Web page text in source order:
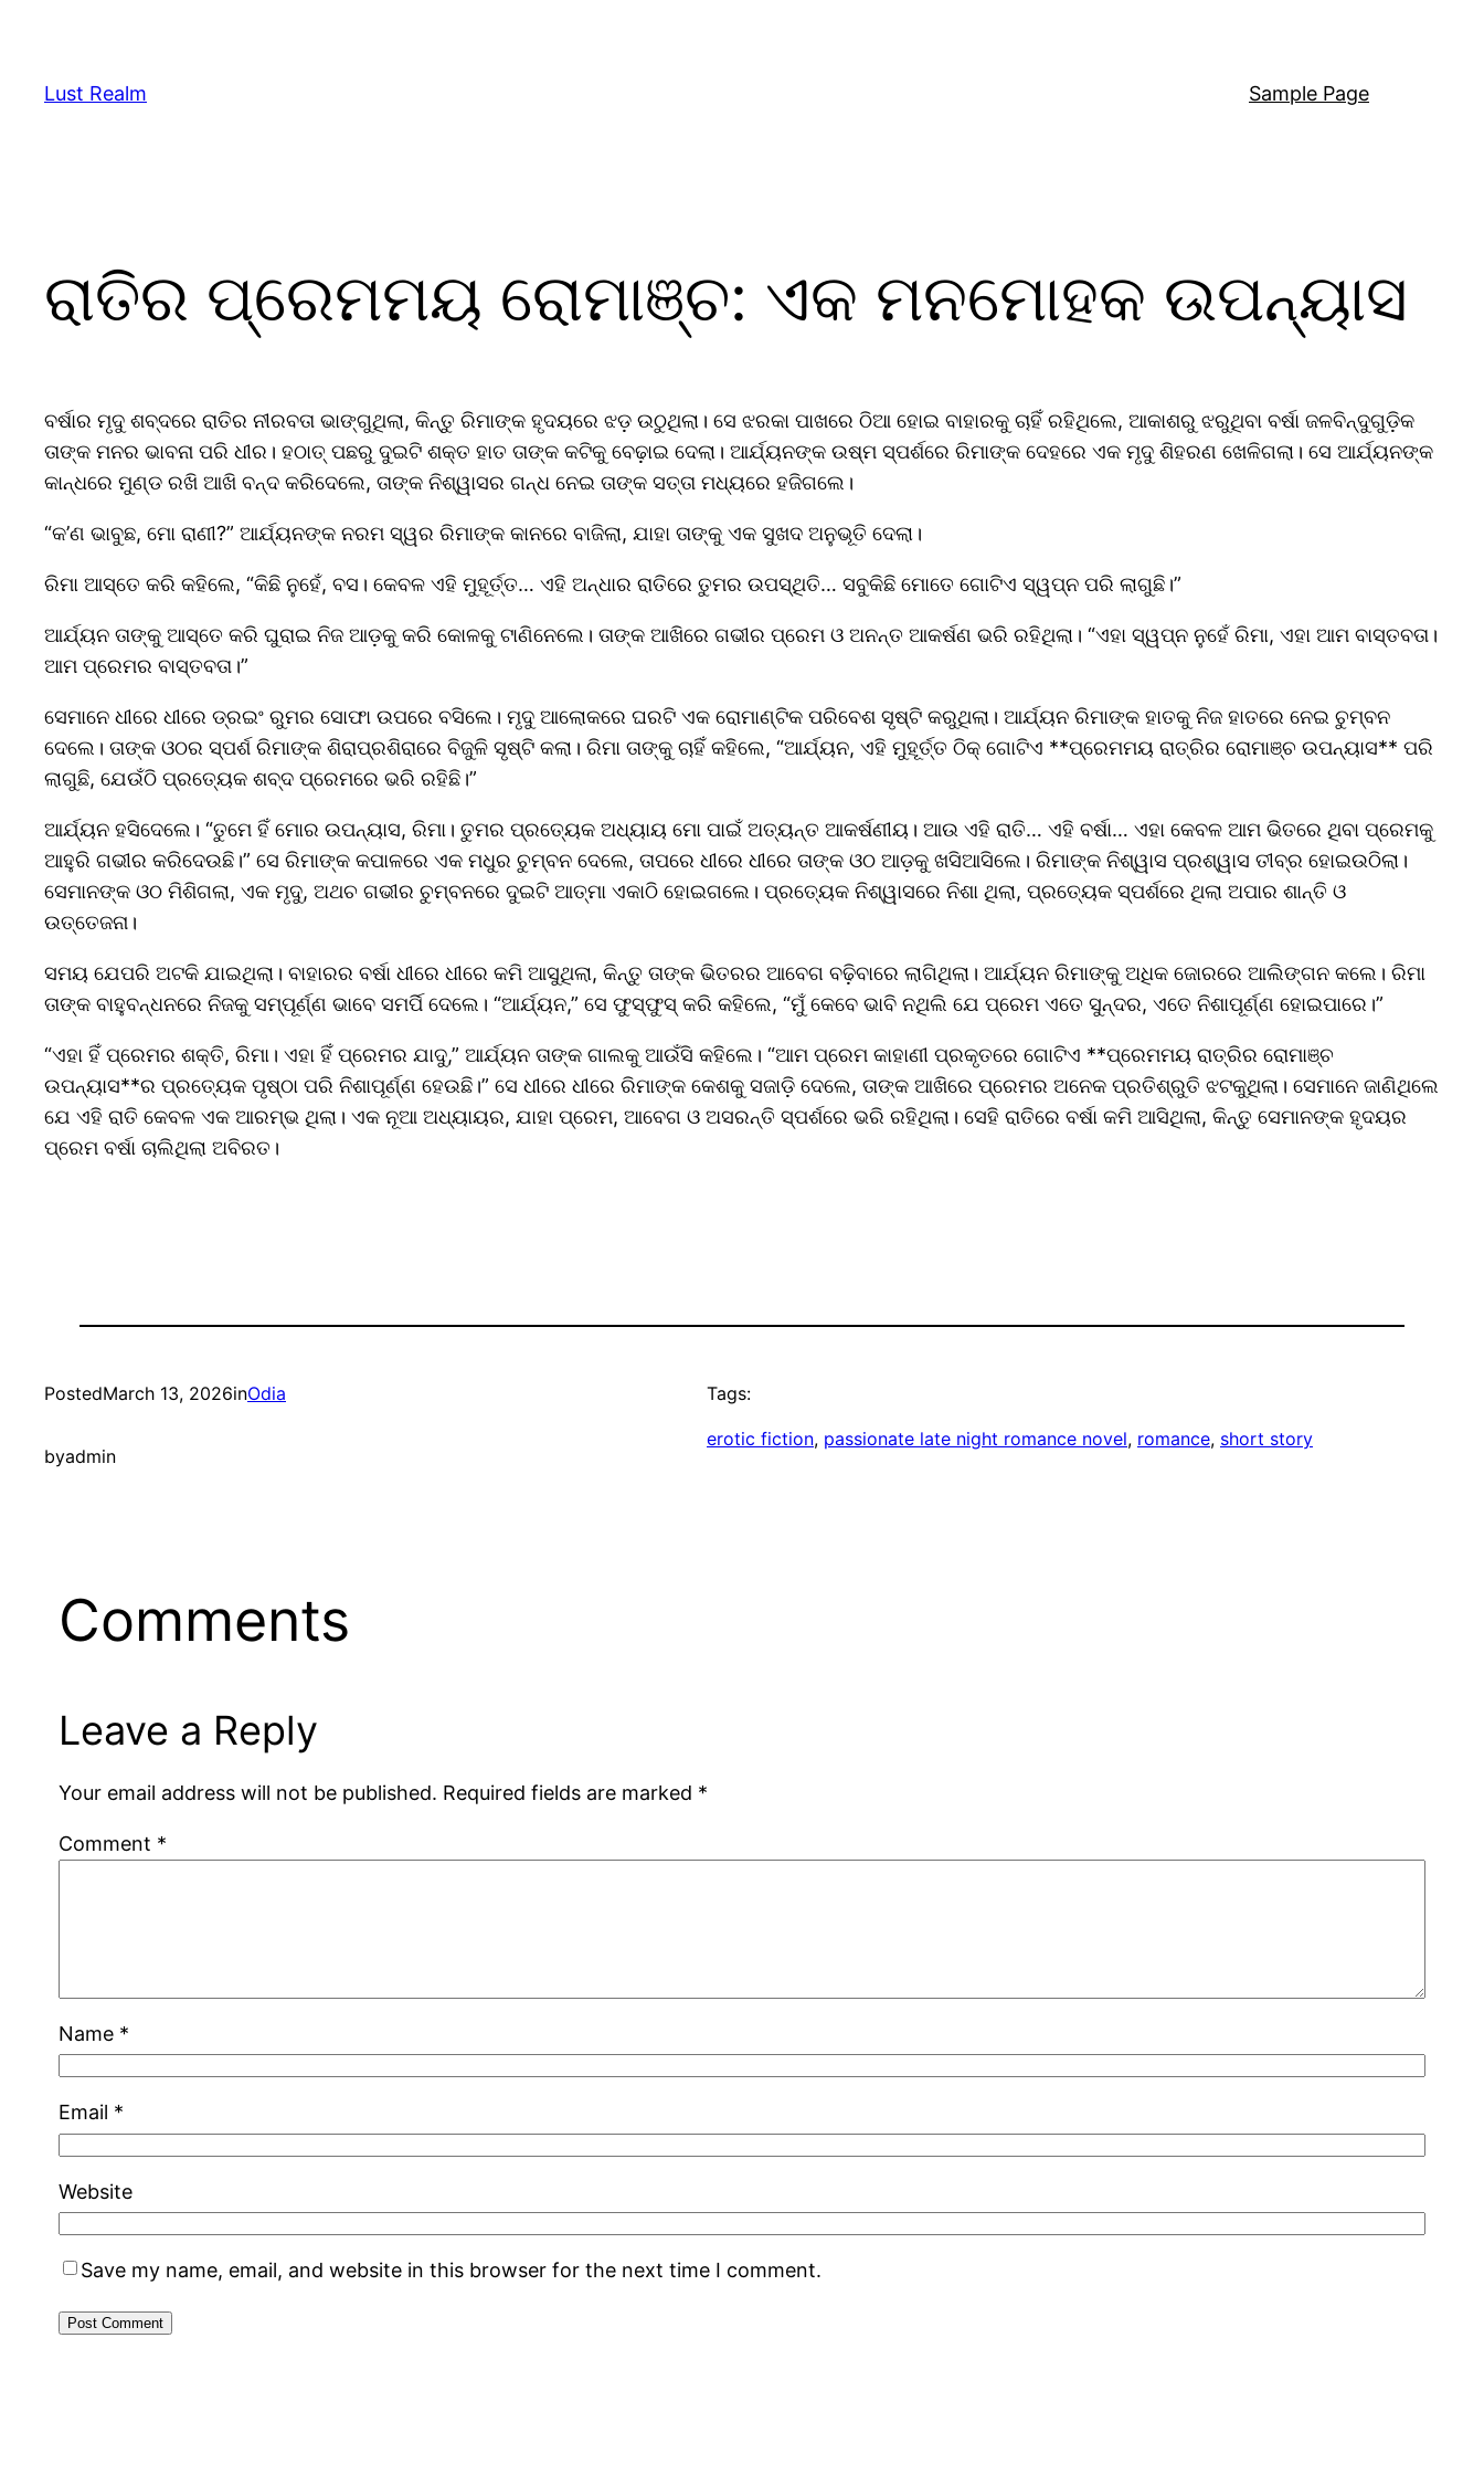
content
Lust Realm Sample Page
ରାତିର ପ୍ରେମମୟ ରୋମାଞ୍ଚ: ଏକ ମନମୋହକ ଉପନ୍ୟାସ
ବର୍ଷାର ମୃଦୁ ଶବ୍ଦରେ ରାତିର ନୀରବତା ଭାଙ୍ଗୁଥିଲା, କିନ୍ତୁ ରିମାଙ୍କ ହୃଦୟରେ ଝଡ଼ ଉଠୁଥିଲା। ସେ ଝରକା ପାଖରେ ଠିଆ ହୋଇ ବାହାରକୁ ଚାହିଁ ରହିଥିଲେ, ଆକାଶରୁ ଝରୁଥିବା ବର୍ଷା ଜଳବିନ୍ଦୁଗୁଡ଼ିକ
ତାଙ୍କ ମନର ଭାବନା ପରି ଧୀର। ହଠାତ୍ ପଛରୁ ଦୁଇଟି ଶକ୍ତ ହାତ ତାଙ୍କ କଟିକୁ ବେଢ଼ାଇ ଦେଲା। ଆର୍ଯ୍ୟନଙ୍କ ଉଷ୍ମ ସ୍ପର୍ଶରେ ରିମାଙ୍କ ଦେହରେ ଏକ ମୃଦୁ ଶିହରଣ ଖେଳିଗଲା। ସେ ଆର୍ଯ୍ୟନଙ୍କ
କାନ୍ଧରେ ମୁଣ୍ଡ ରଖି ଆଖି ବନ୍ଦ କରିଦେଲେ, ତାଙ୍କ ନିଶ୍ୱାସର ଗନ୍ଧ ନେଇ ତାଙ୍କ ସତ୍ତା ମଧ୍ୟରେ ହଜିଗଲେ।
“କ’ଣ ଭାବୁଛ, ମୋ ରାଣୀ?” ଆର୍ଯ୍ୟନଙ୍କ ନରମ ସ୍ୱର ରିମାଙ୍କ କାନରେ ବାଜିଲା, ଯାହା ତାଙ୍କୁ ଏକ ସୁଖଦ ଅନୁଭୂତି ଦେଲା।
ରିମା ଆସ୍ତେ କରି କହିଲେ, “କିଛି ନୁହେଁ, ବସ। କେବଳ ଏହି ମୁହୂର୍ତ୍ତ… ଏହି ଅନ୍ଧାର ରାତିରେ ତୁମର ଉପସ୍ଥିତି… ସବୁକିଛି ମୋତେ ଗୋଟିଏ ସ୍ୱପ୍ନ ପରି ଲାଗୁଛି।”
ଆର୍ଯ୍ୟନ ତାଙ୍କୁ ଆସ୍ତେ କରି ଘୁରାଇ ନିଜ ଆଡ଼କୁ କରି କୋଳକୁ ଟାଣିନେଲେ। ତାଙ୍କ ଆଖିରେ ଗଭୀର ପ୍ରେମ ଓ ଅନନ୍ତ ଆକର୍ଷଣ ଭରି ରହିଥିଲା। “ଏହା ସ୍ୱପ୍ନ ନୁହେଁ ରିମା, ଏହା ଆମ ବାସ୍ତବତା।
ଆମ ପ୍ରେମର ବାସ୍ତବତା।”
ସେମାନେ ଧୀରେ ଧୀରେ ଡ୍ରଇଂ ରୁମର ସୋଫା ଉପରେ ବସିଲେ। ମୃଦୁ ଆଲୋକରେ ଘରଟି ଏକ ରୋମାଣ୍ଟିକ ପରିବେଶ ସୃଷ୍ଟି କରୁଥିଲା। ଆର୍ଯ୍ୟନ ରିମାଙ୍କ ହାତକୁ ନିଜ ହାତରେ ନେଇ ଚୁମ୍ବନ
ଦେଲେ। ତାଙ୍କ ଓଠର ସ୍ପର୍ଶ ରିମାଙ୍କ ଶିରାପ୍ରଶିରାରେ ବିଜୁଳି ସୃଷ୍ଟି କଲା। ରିମା ତାଙ୍କୁ ଚାହିଁ କହିଲେ, “ଆର୍ଯ୍ୟନ, ଏହି ମୁହୂର୍ତ୍ତ ଠିକ୍ ଗୋଟିଏ **ପ୍ରେମମୟ ରାତ୍ରିର ରୋମାଞ୍ଚ ଉପନ୍ୟାସ** ପରି
ଲାଗୁଛି, ଯେଉଁଠି ପ୍ରତ୍ୟେକ ଶବ୍ଦ ପ୍ରେମରେ ଭରି ରହିଛି।”
ଆର୍ଯ୍ୟନ ହସିଦେଲେ। “ତୁମେ ହିଁ ମୋର ଉପନ୍ୟାସ, ରିମା। ତୁମର ପ୍ରତ୍ୟେକ ଅଧ୍ୟାୟ ମୋ ପାଇଁ ଅତ୍ୟନ୍ତ ଆକର୍ଷଣୀୟ। ଆଉ ଏହି ରାତି… ଏହି ବର୍ଷା… ଏହା କେବଳ ଆମ ଭିତରେ ଥିବା ପ୍ରେମକୁ
ଆହୁରି ଗଭୀର କରିଦେଉଛି।” ସେ ରିମାଙ୍କ କପାଳରେ ଏକ ମଧୁର ଚୁମ୍ବନ ଦେଲେ, ତାପରେ ଧୀରେ ଧୀରେ ତାଙ୍କ ଓଠ ଆଡ଼କୁ ଖସିଆସିଲେ। ରିମାଙ୍କ ନିଶ୍ୱାସ ପ୍ରଶ୍ୱାସ ତୀବ୍ର ହୋଇଉଠିଲା।
ସେମାନଙ୍କ ଓଠ ମିଶିଗଲା, ଏକ ମୃଦୁ, ଅଥଚ ଗଭୀର ଚୁମ୍ବନରେ ଦୁଇଟି ଆତ୍ମା ଏକାଠି ହୋଇଗଲେ। ପ୍ରତ୍ୟେକ ନିଶ୍ୱାସରେ ନିଶା ଥିଲା, ପ୍ରତ୍ୟେକ ସ୍ପର୍ଶରେ ଥିଲା ଅପାର ଶାନ୍ତି ଓ
ଉତ୍ତେଜନା।
ସମୟ ଯେପରି ଅଟକି ଯାଇଥିଲା। ବାହାରର ବର୍ଷା ଧୀରେ ଧୀରେ କମି ଆସୁଥିଲା, କିନ୍ତୁ ତାଙ୍କ ଭିତରର ଆବେଗ ବଢ଼ିବାରେ ଲାଗିଥିଲା। ଆର୍ଯ୍ୟନ ରିମାଙ୍କୁ ଅଧିକ ଜୋରରେ ଆଲିଙ୍ଗନ କଲେ। ରିମା
ତାଙ୍କ ବାହୁବନ୍ଧନରେ ନିଜକୁ ସମ୍ପୂର୍ଣ୍ଣ ଭାବେ ସମର୍ପି ଦେଲେ। “ଆର୍ଯ୍ୟନ,” ସେ ଫୁସ୍‌ଫୁସ୍ କରି କହିଲେ, “ମୁଁ କେବେ ଭାବି ନଥିଲି ଯେ ପ୍ରେମ ଏତେ ସୁନ୍ଦର, ଏତେ ନିଶାପୂର୍ଣ୍ଣ ହୋଇପାରେ।”
“ଏହା ହିଁ ପ୍ରେମର ଶକ୍ତି, ରିମା। ଏହା ହିଁ ପ୍ରେମର ଯାଦୁ,” ଆର୍ଯ୍ୟନ ତାଙ୍କ ଗାଲକୁ ଆଉଁସି କହିଲେ। “ଆମ ପ୍ରେମ କାହାଣୀ ପ୍ରକୃତରେ ଗୋଟିଏ **ପ୍ରେମମୟ ରାତ୍ରିର ରୋମାଞ୍ଚ
ଉପନ୍ୟାସ**ର ପ୍ରତ୍ୟେକ ପୃଷ୍ଠା ପରି ନିଶାପୂର୍ଣ୍ଣ ହେଉଛି।” ସେ ଧୀରେ ଧୀରେ ରିମାଙ୍କ କେଶକୁ ସଜାଡ଼ି ଦେଲେ, ତାଙ୍କ ଆଖିରେ ପ୍ରେମର ଅନେକ ପ୍ରତିଶ୍ରୁତି ଝଟକୁଥିଲା। ସେମାନେ ଜାଣିଥିଲେ
ଯେ ଏହି ରାତି କେବଳ ଏକ ଆରମ୍ଭ ଥିଲା। ଏକ ନୂଆ ଅଧ୍ୟାୟର, ଯାହା ପ୍ରେମ, ଆବେଗ ଓ ଅସରନ୍ତି ସ୍ପର୍ଶରେ ଭରି ରହିଥିଲା। ସେହି ରାତିରେ ବର୍ଷା କମି ଆସିଥିଲା, କିନ୍ତୁ ସେମାନଙ୍କ ହୃଦୟର
ପ୍ରେମ ବର୍ଷା ଚାଲିଥିଲା ଅବିରତ।
PostedMarch 13, 2026inOdia
byadmin
Tags:
erotic fiction, passionate late night romance novel, romance, short story
Comments
Leave a Reply
Your email address will not be published. Required fields are marked *
Comment *
Name *
Email *
Website
Save my name, email, and website in this browser for the next time I comment.